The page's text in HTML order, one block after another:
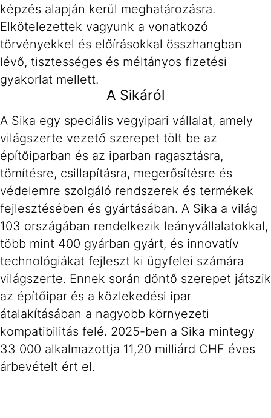
képzés alapján kerül meghatározásra.
Elkötelezettek vagyunk a vonatkozó
törvényekkel és előírásokkal összhangban
lévő, tisztességes és méltányos fizetési
gyakorlat mellett.
A Sikáról
A Sika egy speciális vegyipari vállalat, amely
világszerte vezető szerepet tölt be az
építőiparban és az iparban ragasztásra,
tömítésre, csillapításra, megerősítésre és
védelemre szolgáló rendszerek és termékek
fejlesztésében és gyártásában. A Sika a világ
103 országában rendelkezik leányvállalatokkal,
több mint 400 gyárban gyárt, és innovatív
technológiákat fejleszt ki ügyfelei számára
világszerte. Ennek során döntő szerepet játszik
az építőipar és a közlekedési ipar
átalakításában a nagyobb környezeti
kompatibilitás felé. 2025-ben a Sika mintegy
33 000 alkalmazottja 11,20 milliárd CHF éves
árbevételt ért el.